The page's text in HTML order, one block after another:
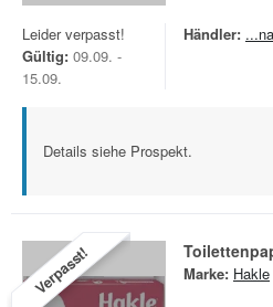
Leider verpasst!
Gültig: 09.09. -
15.09.
Händler:
Details siehe Prospekt.
Verpasst! Marke: Hakle